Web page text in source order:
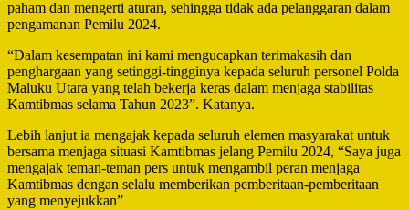
paham dan mengerti aturan, sehingga tidak ada pelanggaran dalam
pengamanan Pemilu 2024.
“Dalam kesempatan ini kami mengucapkan terimakasih dan
penghargaan yang setinggi-tingginya kepada seluruh personel Polda
Maluku Utara yang telah bekerja keras dalam menjaga stabilitas
Kamtibmas selama Tahun 2023”. Katanya.
Lebih lanjut ia mengajak kepada seluruh elemen masyarakat untuk
bersama menjaga situasi Kamtibmas jelang Pemilu 2024, “Saya juga
mengajak teman-teman pers untuk mengambil peran menjaga
Kamtibmas dengan selalu memberikan pemberitaan-pemberitaan
yang menyejukkan”